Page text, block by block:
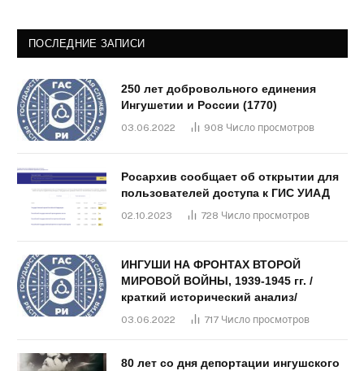
ПОСЛЕДНИЕ ЗАПИСИ
250 лет добровольного единения
Ингушетии и России (1770)
03.06.2022 908 Число просмотров
Росархив сообщает об открытии для
пользователей доступа к ГИС УИАД
02.10.2023 728 Число просмотров
ИНГУШИ НА ФРОНТАХ ВТОРОЙ
МИРОВОЙ ВОЙНЫ, 1939-1945 гг. /
краткий исторический анализ/
03.06.2022 717 Число просмотров
80 лет со дня депортации ингушского